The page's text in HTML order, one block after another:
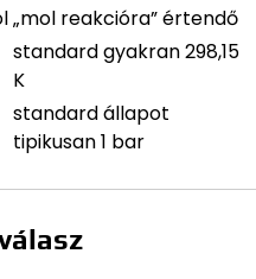
„mol reakcióra” értendő
standard gyakran 298,15
K
standard állapot
tipikusan 1 bar